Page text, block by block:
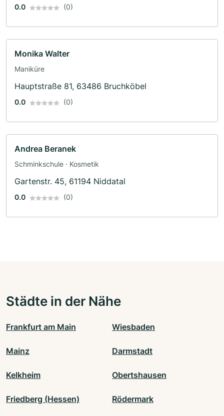
0.0 (0)
Monika Walter
Maniküre
Hauptstraße 81, 63486 Bruchköbel
0.0 (0)
Andrea Beranek
Schminkschule · Kosmetik
Gartenstr. 45, 61194 Niddatal
0.0 (0)
Städte in der Nähe
Frankfurt am Main Wiesbaden
Mainz Darmstadt
Kelkheim Obertshausen
Friedberg (Hessen) Rödermark